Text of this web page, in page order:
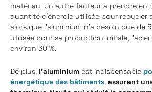
matériau. Un autre facteur à prendre en
quantité d'énergie utilisée pour recycler
alors que l'aluminium n'a besoin que de
utilisée pour sa production initiale,
environ 30 %.
De plus, l'aluminium est indispensable
énergétique des bâtiments, assurant